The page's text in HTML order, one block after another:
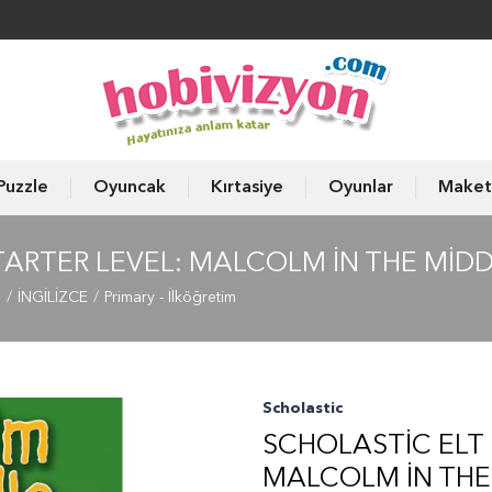
Oyuncak Kırtasiye Oyunlar Maket
LEVEL: MALCOLM IN THE
İNGİLİZCE Primary - İlköğretim
Scholastic
SCHOLASTIC ELT
MALCOLM IN